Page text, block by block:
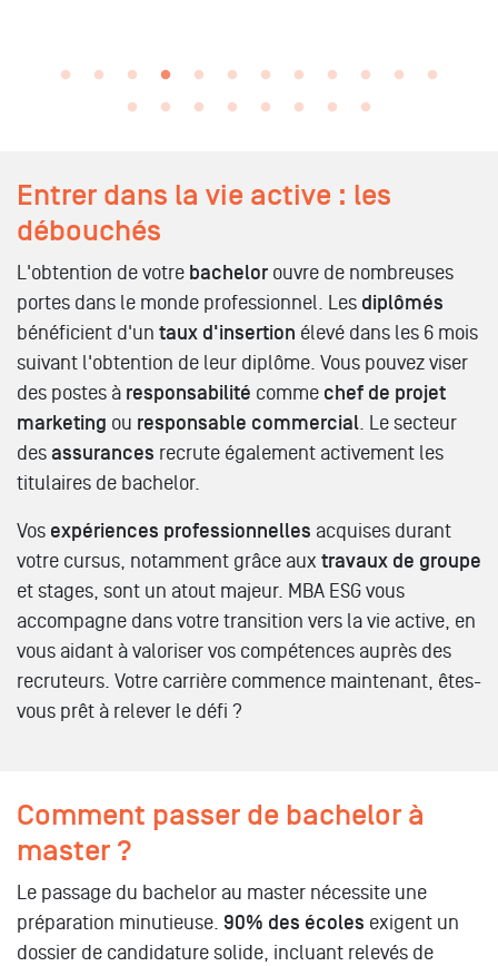
Entrer dans la vie active : les
débouchés
L'obtention de votre bachelor ouvre de nombreuses
portes dans le monde professionnel. Les diplômés
bénéficient d'un taux d'insertion élevé dans les 6 mois
suivant l'obtention de leur diplôme. Vous pouvez viser
des postes à responsabilité comme chef de projet
marketing ou responsable commercial. Le secteur
des assurances recrute également activement les
titulaires de bachelor.
Vos expériences professionnelles acquises durant
votre cursus, notamment grâce aux travaux de groupe
et stages, sont un atout majeur. MBA ESG vous
accompagne dans votre transition vers la vie active, en
vous aidant à valoriser vos compétences auprès des
recruteurs. Votre carrière commence maintenant, êtes-
vous prêt à relever le défi ?
Comment passer de bachelor à
master ?
Le passage du bachelor au master nécessite une
préparation minutieuse. 90% des écoles exigent un
dossier de candidature solide, incluant relevés de